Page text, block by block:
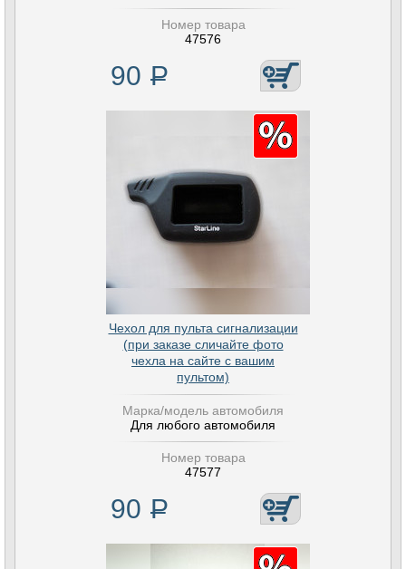
Номер товара
47576
90 Р
Чехол для пульта сигнализации
(при заказе сличайте фото
чехла на сайте с вашим
пультом)
Марка/модель автомобиля
Для любого автомобиля
Номер товара
47577
90 Р